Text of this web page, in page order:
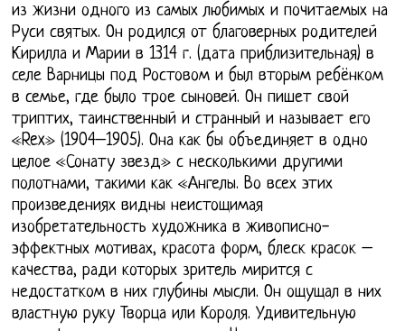
из жизни одного из самых любимых и почитаемых на
Руси святых. Он родился от благоверных родителей
Кирилла и Марии в 1314 г. (дата приблизительная) в
селе Варницы под Ростовом и был вторым ребёнком
в семье, где было трое сыновей. Он пишет свой
триптих, таинственный и странный и называет его
«Rex» (1904–1905). Она как бы объединяет в одно
целое «Сонату звезд» с несколькими другими
полотнами, такими как «Ангелы. Во всех этих
произведениях видны неистощимая
изобретательность художника в живописно-
эффектных мотивах, красота форм, блеск красок –
качества, ради которых зритель мирится с
недостатком в них глубины мысли. Он ощущал в них
властную руку Творца или Короля. Удивительную